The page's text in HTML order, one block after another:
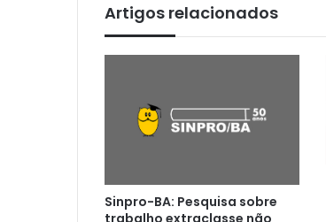
Artigos relacionados
Sinpro-BA: Pesquisa sobre